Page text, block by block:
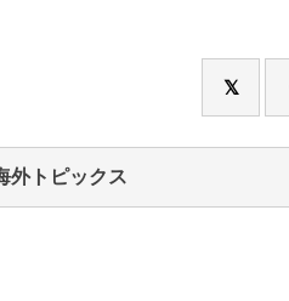
外トピックス